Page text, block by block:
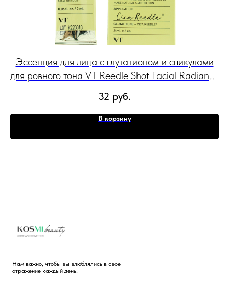
Эссенция для лица с глутатионом и спикулами
для ровного тона VT Reedle Shot Facial Radiance
Glutathione Essence, 6 * 2 мл
32 руб.
В корзину
Нам важно, чтобы вы влюблялись в свое
отражение каждый день!